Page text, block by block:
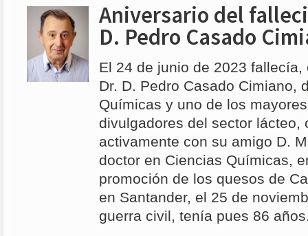
Aniversario del
D. Pedro Casado
El 24 de junio de 2023
Dr. D. Pedro Casado Cimiano,
Químicas y uno de los
divulgadores del sector lácteo,
activamente con su amigo D.
doctor en Ciencias Químicas,
promoción de los quesos de
en Santander, el 25 de
guerra civil, tenía pues 86